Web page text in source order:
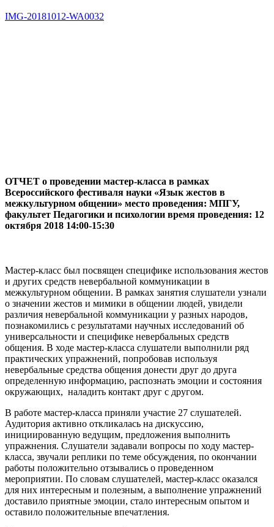
IMG-20181012-WA0032
ОТЧЕТ о проведении мастер-класса в рамках
Всероссийского фестиваля науки «Язык жестов в
межкультурном общении» место проведения: МПГУ,
факультет Педагогики и психологии время проведения: 12
октября 2018 14:00-15:30
Мастер-класс был посвящен специфике использования жестов
и других средств невербальной коммуникации в
межкультурном общении. В рамках занятия слушатели узнали
о значении жестов и мимики в общении людей, увидели
различия невербальной коммуникации у разных народов,
познакомились с результатами научных исследований об
универсальности и специфике невербальных средств
общения. В ходе мастер-класса слушатели выполнили ряд
практических упражнений, попробовав используя
невербальные средства общения донести друг до друга
определенную информацию, распознать эмоции и состояния
окружающих, наладить контакт друг с другом.
В работе мастер-класса приняли участие 27 слушателей.
Аудитория активно откликалась на дискуссию,
инициированную ведущим, предложения выполнить
упражнения. Слушатели задавали вопросы по ходу мастер-
класса, звучали реплики по теме обсуждения, по окончании
работы положительно отзывались о проведенном
мероприятии. По словам слушателей, мастер-класс оказался
для них интересным и полезным, а выполнение упражнений
доставило приятные эмоции, стало интересным опытом и
оставило положительные впечатления.